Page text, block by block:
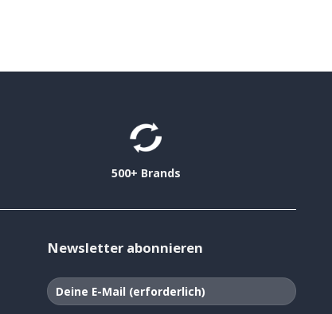
500+ Brands
Newsletter abonnieren